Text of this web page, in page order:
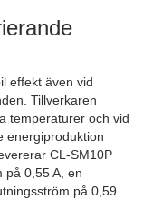
effekt även vid
Tillverkaren
temperaturer och vid
energiproduktion
CL-SM10P
på 0,55 A, en
på 0,59